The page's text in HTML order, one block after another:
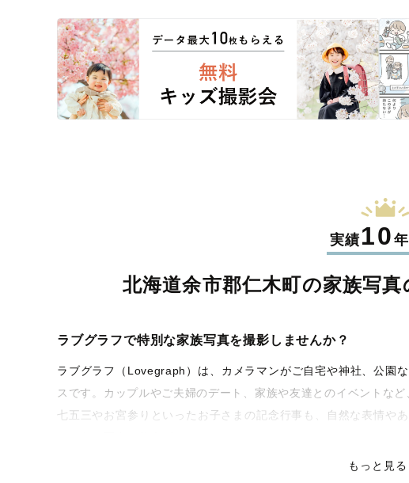
実績10
北海道余市郡仁木町の家族写真
ラブグラフで特別な家族写真を撮影しませんか？
ラブグラフ（Lovegraph）は、カメラマンがご自宅や神社、公園
スです。カップルやご夫婦のデート、家族や友達とのイベントな
七五三やお宮参りといったお子さまの記念行事も、自然な表情や
もっと見る